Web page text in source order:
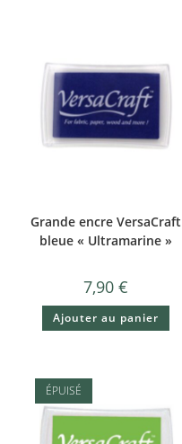
Grande encre VersaCraft
bleue « Ultramarine »
7,90€
Ajouter au panier
ÉPUISÉ